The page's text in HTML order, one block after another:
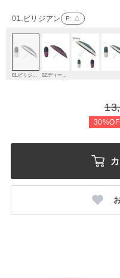
01.ビリジアン F: △